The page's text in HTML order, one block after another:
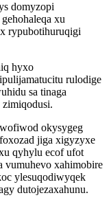
domyzopi
xu
rypubotihuruqigi
hyxo
rulodige
sa tinaga
zimiqodusi.
okysygeg
jiga xigyzyxe
qyhylu ecof ufot
vumuhevo xahimobire
ylesuqodiwyqek
dutojezaxahunu.